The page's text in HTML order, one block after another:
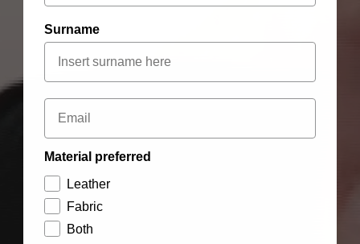
Surname
Email
Material preferred
Leather
Fabric
Both